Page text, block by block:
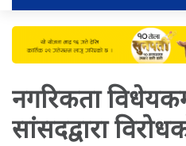
नगरिकता
सांसदद्वारा